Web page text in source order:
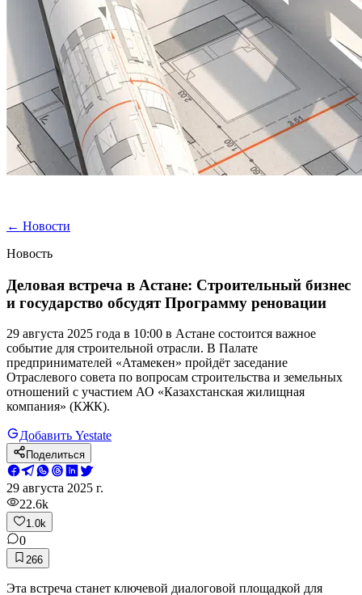
← Новости
Новость
Деловая встреча в Астане: Строительный бизнес
и государство обсудят Программу реновации
29 августа 2025 года в 10:00 в Астане состоится важное
событие для строительной отрасли. В Палате
предпринимателей «Атамекен» пройдёт заседание
Отраслевого совета по вопросам строительства и земельных
отношений с участием АО «Казахстанская жилищная
компания» (КЖК).
Добавить Yestate
Поделиться
29 августа 2025 г.
22.6k
1.0k
0
266
Эта встреча станет ключевой диалоговой площадкой для